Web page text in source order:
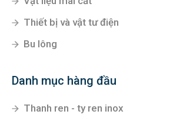
Thiết bị và vật tư điện
Bu lông
Danh mục hàng đầu
Thanh ren - ty ren inox